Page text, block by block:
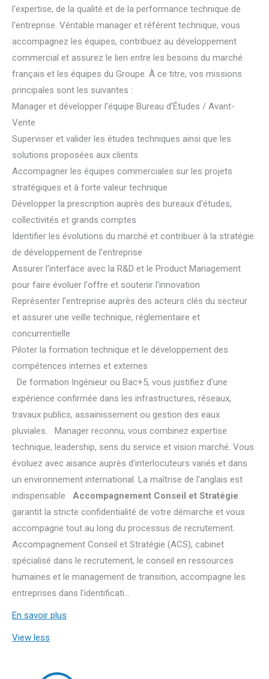
l'expertise, de la qualité et de la performance technique de
l'entreprise. Véritable manager et référent technique, vous
accompagnez les équipes, contribuez au développement
commercial et assurez le lien entre les besoins du marché
français et les équipes du Groupe. À ce titre, vos missions
principales sont les suivantes :
Manager et développer l'équipe Bureau d'Études / Avant-
Vente
Superviser et valider les études techniques ainsi que les
solutions proposées aux clients
Accompagner les équipes commerciales sur les projets
stratégiques et à forte valeur technique
Développer la prescription auprès des bureaux d'études,
collectivités et grands comptes
Identifier les évolutions du marché et contribuer à la stratégie
de développement de l'entreprise
Assurer l'interface avec la R&D et le Product Management
pour faire évoluer l'offre et soutenir l'innovation
Représenter l'entreprise auprès des acteurs clés du secteur
et assurer une veille technique, réglementaire et
concurrentielle
Piloter la formation technique et le développement des
compétences internes et externes
De formation Ingénieur ou Bac+5, vous justifiez d'une
expérience confirmée dans les infrastructures, réseaux,
travaux publics, assainissement ou gestion des eaux
pluviales. Manager reconnu, vous combinez expertise
technique, leadership, sens du service et vision marché. Vous
évoluez avec aisance auprès d'interlocuteurs variés et dans
un environnement international. La maîtrise de l'anglais est
indispensable Accompagnement Conseil et Stratégie
garantit la stricte confidentialité de votre démarche et vous
accompagne tout au long du processus de recrutement.
Accompagnement Conseil et Stratégie (ACS), cabinet
spécialisé dans le recrutement, le conseil en ressources
humaines et le management de transition, accompagne les
entreprises dans l’identificati...
En savoir plus
View less